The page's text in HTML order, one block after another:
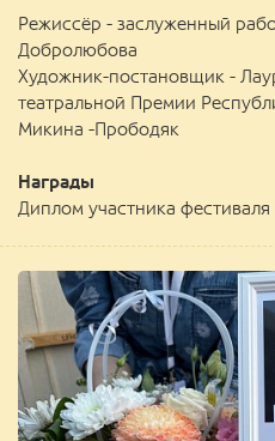
Режиссёр - заслуженный
Добролюбова
Художник-постановщик -
театральной Премии
Микина -Прободяк
Награды
Диплом участника фестиваля